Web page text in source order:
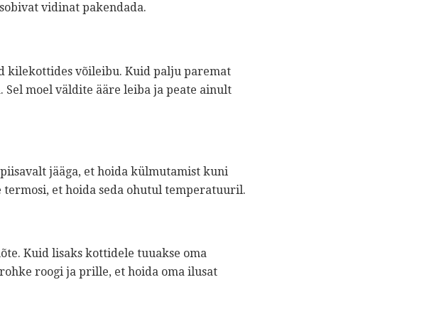
vidinat pakendada.
kilekottides võileibu. Kuid palju paremat
moel väldite ääre leiba ja peate ainult
jääga, et hoida külmutamist kuni
et hoida seda ohutul temperatuuril.
Kuid lisaks kottidele tuuakse oma
roogi ja prille, et hoida oma ilusat